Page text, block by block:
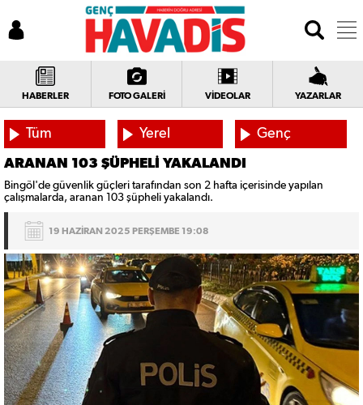
HABERLER FOTO GALERİ VİDEOLAR YAZARLAR
Tüm
Haberler
Yerel
Haberler
Genç
ARANAN 103 ŞÜPHELİ YAKALANDI
Bingöl'de güvenlik güçleri tarafından son 2 hafta içerisinde yapılan
çalışmalarda, aranan 103 şüpheli yakalandı.
19 HAZİRAN 2025 PERŞEMBE 19:08